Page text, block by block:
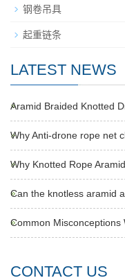
钢卷吊具
起重链条
LATEST NEWS
Aramid Braided Knotted
Why Anti-drone rope net
Why Knotted Rope Aramid
Can the knotless aramid
Common Misconceptions
CONTACT US